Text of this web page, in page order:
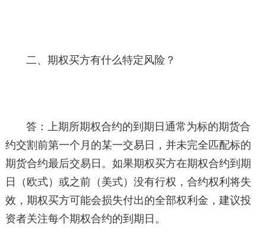
二、期权买方有什么特定风险？
答：上期所期权合约的到期日通常为标的期货合
约交割前第一个月的某一交易日，并未完全匹配标的
期货合约最后交易日。如果期权买方在期权合约到期
日（欧式）或之前（美式）没有行权，合约权利将失
效，期权买方可能会损失付出的全部权利金，建议投
资者关注每个期权合约的到期日。